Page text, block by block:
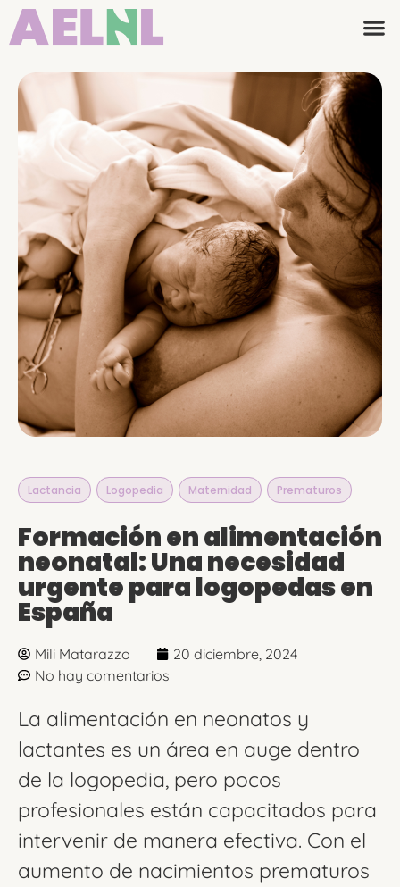
Lactancia Logopedia Maternidad Prematuros
Formación en alimentación
neonatal: Una necesidad
urgente para logopedas en
España
Mili Matarazzo
20 diciembre, 2024
No hay comentarios
La alimentación en neonatos y
lactantes es un área en auge dentro
de la logopedia, pero pocos
profesionales están capacitados para
intervenir de manera efectiva. Con el
aumento de nacimientos prematuros